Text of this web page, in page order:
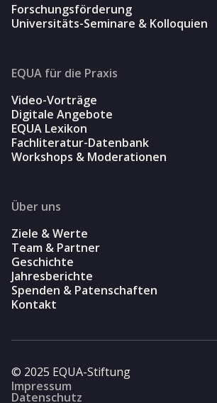
Forschungsförderung
Universitäts-Seminare & Kolloquien
EQUA für die Praxis
Video-Vorträge
Digitale Angebote
EQUA Lexikon
Fachliteratur-Datenbank
Workshops & Moderationen
Über uns
Ziele & Werte
Team & Partner
Geschichte
Jahresberichte
Spenden & Patenschaften
Kontakt
© 2025 EQUA-Stiftung
Impressum
Datenschutz